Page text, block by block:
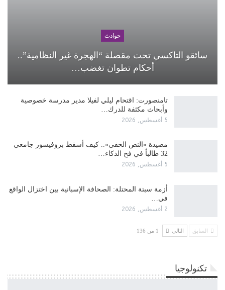
حوادث
سائقو التاكسي تحت مقصلة “الهجرة غير النظامية”..
أحكام تطوان تغضب…
تامنصورت: اقتحام ليلي لفيلا مدير مدرسة خصوصية
وأبحاث مكثفة للدرك…
5 أغسطس, 2026
مصيدة «النص الخفي».. كيف أسقط بروفيسور جامعي
32 طالباً في فخ الذكاء…
5 أغسطس, 2026
أزمة سبتة المحتلة: الصحافة الإسبانية بين اختزال الواقع
في…
2 أغسطس, 2026
السابق التالي 1 من 136
تكنولوجيا